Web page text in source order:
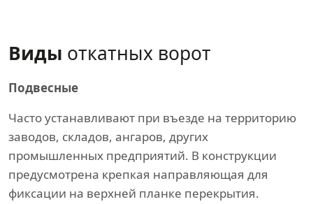
Виды откатных ворот
Подвесные
Часто устанавливают при въезде на территорию
заводов, складов, ангаров, других
промышленных предприятий. В конструкции
предусмотрена крепкая направляющая для
фиксации на верхней планке перекрытия.